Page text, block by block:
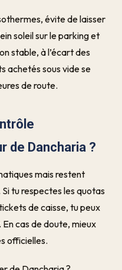
évite de laisser
soleil sur le parking et
stable, à l’écart des
achetés sous vide se
de route.
de Dancharia ?
mais restent
tu respectes les quotas
de caisse, tu peux
cas de doute, mieux
officielles.